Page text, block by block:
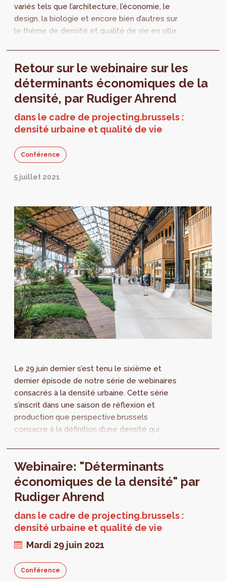
variés tels que l’architecture, l’économie, le
design, la biologie et encore bien d’autres sur
le thème de densité et qualité de vie en ville.
Retour sur le webinaire sur les
déterminants économiques de la
densité, par Rudiger Ahrend
dans le cadre de projecting.brussels :
densité urbaine et qualité de vie
Conférence
5 juillet 2021
Le 29 juin dernier s’est tenu le sixième et
dernier épisode de notre série de webinaires
consacrés à la densité urbaine. Cette série
s’inscrit dans une saison de réflexion et
production que perspective.brussels
consacre à la définition d’une densité qui
Ahrend.
Webinaire: "Déterminants
économiques de la densité" par
Rudiger Ahrend
dans le cadre de projecting.brussels :
densité urbaine et qualité de vie
Mardi 29 juin 2021
Conférence